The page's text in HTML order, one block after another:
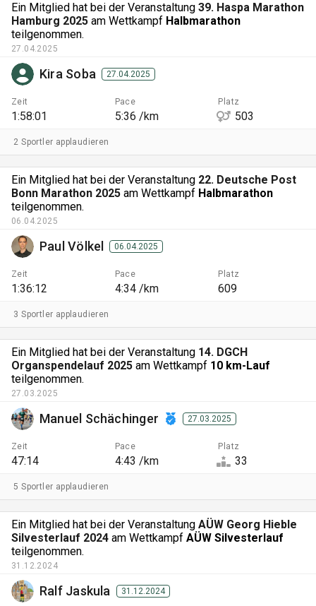
Ein Mitglied hat bei der Veranstaltung 39. Haspa Marathon
Hamburg 2025 am Wettkampf Halbmarathon
teilgenommen.
27.04.2025
Kira Soba 27.04.2025
Zeit
1:58:01
Pace
5:36 /km
Platz
503
2 Sportler applaudieren
Ein Mitglied hat bei der Veranstaltung 22. Deutsche Post
Bonn Marathon 2025 am Wettkampf Halbmarathon
teilgenommen.
06.04.2025
Paul Völkel 06.04.2025
Zeit
1:36:12
Pace
4:34 /km
Platz
609
3 Sportler applaudieren
Ein Mitglied hat bei der Veranstaltung 14. DGCH
Organspendelauf 2025 am Wettkampf 10 km-Lauf
teilgenommen.
27.03.2025
Manuel Schächinger 27.03.2025
Zeit
47:14
Pace
4:43 /km
Platz
33
5 Sportler applaudieren
Ein Mitglied hat bei der Veranstaltung AÜW Georg Hieble
Silvesterlauf 2024 am Wettkampf AÜW Silvesterlauf
teilgenommen.
31.12.2024
Ralf Jaskula 31.12.2024